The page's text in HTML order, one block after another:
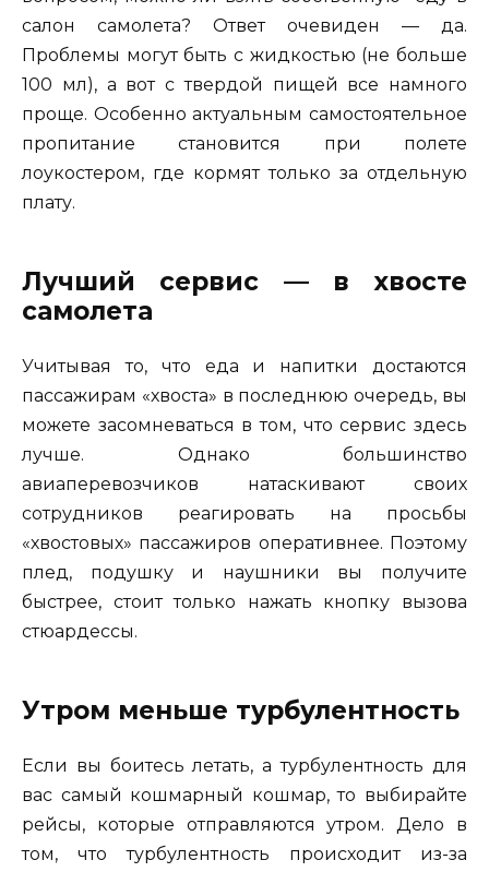
салон самолета? Ответ очевиден — да.
Проблемы могут быть с жидкостью (не больше
100 мл), а вот с твердой пищей все намного
проще. Особенно актуальным самостоятельное
пропитание становится при полете
лоукостером, где кормят только за отдельную
плату.
Лучший сервис — в хвосте
самолета
Учитывая то, что еда и напитки достаются
пассажирам «хвоста» в последнюю очередь, вы
можете засомневаться в том, что сервис здесь
лучше. Однако большинство
авиаперевозчиков натаскивают своих
сотрудников реагировать на просьбы
«хвостовых» пассажиров оперативнее. Поэтому
плед, подушку и наушники вы получите
быстрее, стоит только нажать кнопку вызова
стюардессы.
Утром меньше турбулентность
Если вы боитесь летать, а турбулентность для
вас самый кошмарный кошмар, то выбирайте
рейсы, которые отправляются утром. Дело в
том, что турбулентность происходит из-за